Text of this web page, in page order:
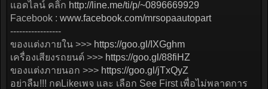
แอดไลน์ คลิ๊ก http://line.me/ti/p/~0896669929
Facebook : www.facebook.com/mrsopaautopart
-----------------
ของแต่งภายใน >>> https://goo.gl/IXGghm
เครื่องเสียงรถยนต์ >>> https://goo.gl/88fiHZ
ของแต่งภายนอก >>> https://goo.gl/jTxQyZ
อย่าลืม!!! กดLikeเพจ และ เลือก See First เพื่อไม่พลาดการ